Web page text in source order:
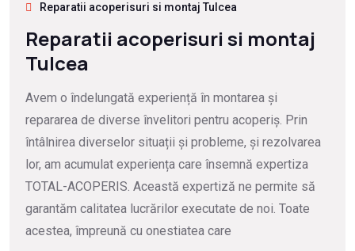
Reparatii acoperisuri si montaj Tulcea
Reparatii acoperisuri si montaj
Tulcea
Avem o îndelungată experiență în montarea și
repararea de diverse învelitori pentru acoperiș. Prin
întâlnirea diverselor situații și probleme, și rezolvarea
lor, am acumulat experiența care însemnă expertiza
TOTAL-ACOPERIS. Această expertiză ne permite să
garantăm calitatea lucrărilor executate de noi. Toate
acestea, împreună cu onestiatea care